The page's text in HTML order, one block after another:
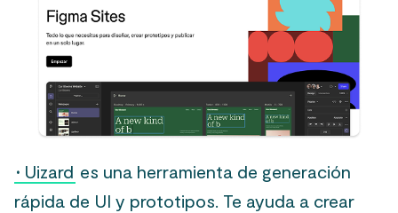
· Uizard es una herramienta de generación
rápida de UI y prototipos. Te ayuda a crear